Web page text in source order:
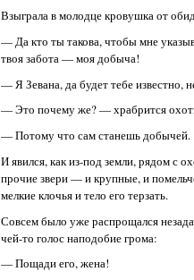
Взыграла в молодце кровушка от
— Да кто ты такова, чтобы мне
твоя забота — моя добыча!
— Я Зевана, да будет тебе известно,
— Это почему же? — храбрится
— Потому что сам станешь добычей.
И явился, как из-под земли, рядом с
прочие звери — и крупные, и
мелкие клочья и тело его терзать.
Совсем было уже распрощался
чей-то голос наподобие грома:
— Пощади его, жена!